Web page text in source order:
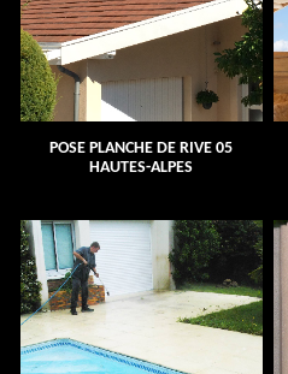
POSE PLANCHE DE RIVE 05
HAUTES-ALPES